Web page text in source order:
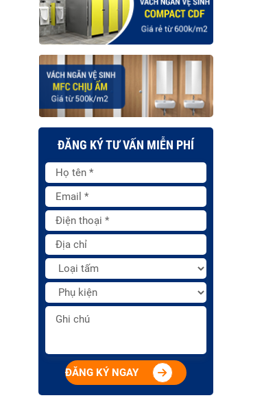
ĐĂNG KÝ TƯ VẤN MIỄN PHÍ
ĐĂNG KÝ NGAY